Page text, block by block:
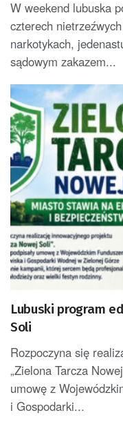
W weekend lubuska
czterech
narkotykach,
sądowym zakazem...
Lubuski program
Soli
Rozpoczyna się
„Zielona Tarcza
umowę z
i Gospodarki...